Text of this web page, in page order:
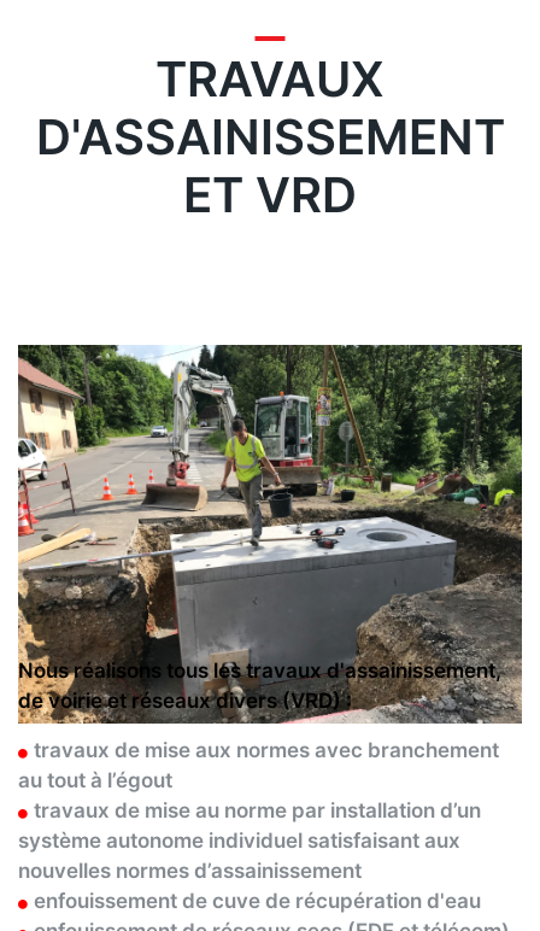
Contact
TRAVAUX
D'ASSAINISSEMENT
ET VRD
Nous réalisons tous les travaux d'assainissement,
de voirie et réseaux divers (VRD) :
travaux de mise aux normes avec branchement
au tout à l’égout
travaux de mise au norme par installation d’un
système autonome individuel satisfaisant aux
nouvelles normes d’assainissement
enfouissement de cuve de récupération d'eau